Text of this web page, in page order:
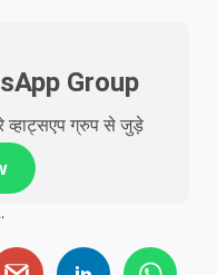
Group
व्हाट्सएप ग्रुप से जुड़े